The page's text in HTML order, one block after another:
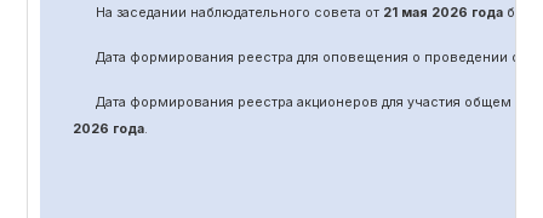
На заседании наблюдательного совета от 21 мая 2026 годабыло
Дата формирования реестра для оповещения о проведении
Дата формирования реестра акционеров для участия общем
2026 года.